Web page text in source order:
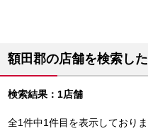
額田郡の店舗を検索し
検索結果：1店舗
全1件中1件目を表示しており